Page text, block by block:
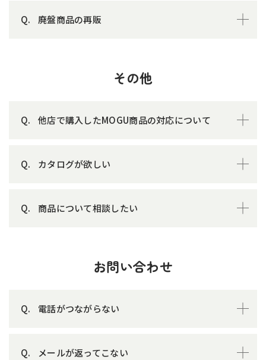
廃盤商品の再販
その他
他店で購入したMOGU商品の対応について
カタログが欲しい
商品について相談したい
お問い合わせ
電話がつながらない
メールが返ってこない